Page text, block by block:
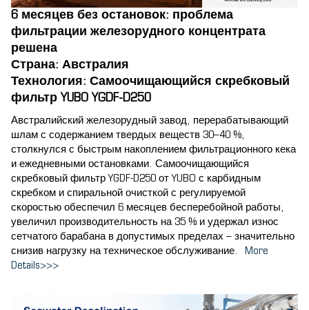
6 месяцев без остановок: проблема
фильтрации железорудного концентрата
решена
Страна: Австралия
Технология: Самоочищающийся скребковый
фильтр YUBO YGDF-D250
Австралийский железорудный завод, перерабатывающий
шлам с содержанием твердых веществ 30–40 %,
столкнулся с быстрым накоплением фильтрационного кека
и ежедневными остановками. Самоочищающийся
скребковый фильтр YGDF-D250 от YUBO с карбидным
скребком и спиральной очисткой с регулируемой
скоростью обеспечил 6 месяцев бесперебойной работы,
увеличил производительность на 35 % и удержал износ
сетчатого барабана в допустимых пределах – значительно
снизив нагрузку на техническое обслуживание.
More
Details>>>